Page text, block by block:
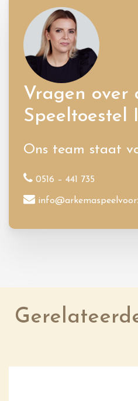
Vragen over
Speeltoestel
Ons team staat
0516 – 441 735